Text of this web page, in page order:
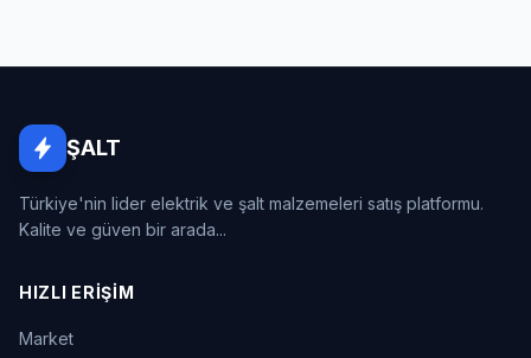
ŞALT
Türkiye'nin lider elektrik ve şalt malzemeleri satış platformu.
Kalite ve güven bir arada...
HIZLI ERIŞIM
Market